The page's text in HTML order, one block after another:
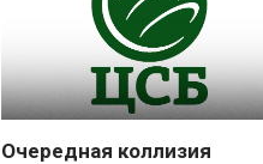
Очередная коллизия